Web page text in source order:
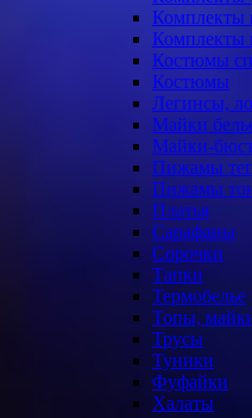
Комплекты
Комплекты
Костюмы
Костюмы
Легинсы,
Майки
Майки-
Пижамы
Пижамы
Платья
Сарафаны
Сорочки
Тапки
Термобелье
Топы,
Трусы
Туники
Фуфайки
Халаты